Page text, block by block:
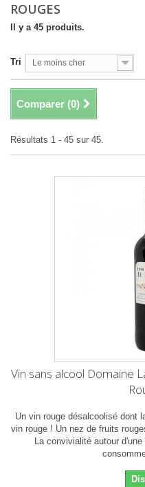
ROUGES
Il y a 45 produits.
Tri Le moins cher
Comparer (0)
Résultats 1 - 45 sur 45.
Vin sans alcool Domaine
Un vin rouge désalcoolisé dont
vin rouge ! Un nez de fruits
La convivialité autour